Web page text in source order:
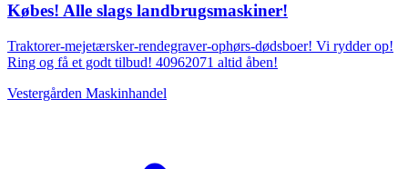
Købes! Alle slags landbrugsmaskiner!
Traktorer-mejetærsker-rendegraver-ophørs-dødsboer! Vi rydder op!
Ring og få et godt tilbud! 40962071 altid åben!
Vestergården Maskinhandel